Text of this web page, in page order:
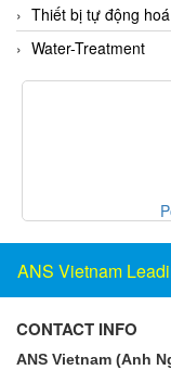
FISO Vietnam
FLENDER
Flexaust
flotron
Flowline
Flow-Mon
Thiết bị tự động hoá
Water-Treatment
ANS Vietnam
CONTACT INFO
ANS Vietnam (Anh